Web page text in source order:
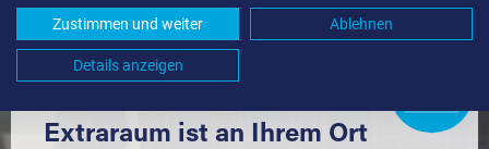
Komfortabel einlagern mit Extraraum
Extraraum ist an Ihrem Ort
Zustimmen und weiter Ablehnen
Details anzeigen